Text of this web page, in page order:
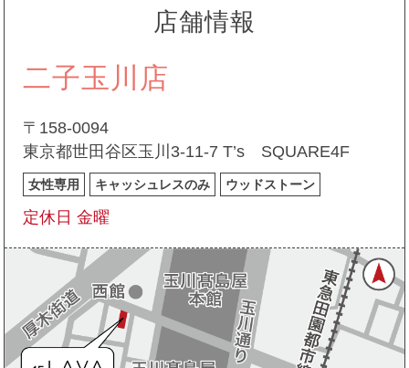
店舗情報
二子玉川店
〒158-0094
東京都世田谷区玉川3-11-7 T’s SQUARE4F
女性専用 キャッシュレスのみ ウッドストーン
定休日 金曜